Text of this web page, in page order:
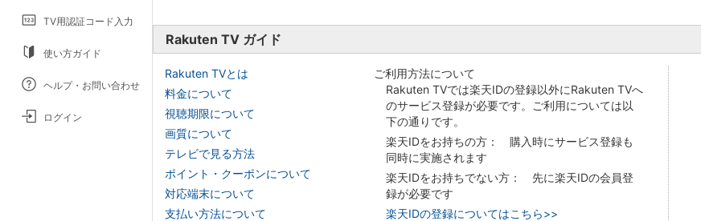
TV用認証コード入力
使い方ガイド
ヘルプ・お問い合わせ
ログイン
Rakuten TV ガイド
Rakuten TVとは
料金について
視聴期限について
画質について
テレビで見る方法
ポイント・クーポンについて
対応端末について
支払い方法について
ご利用方法について
Rakuten TVでは楽天IDの登録以外にRakuten TVへ
のサービス登録が必要です。ご利用については以
下の通りです。
楽天IDをお持ちの方： 購入時にサービス登録も
同時に実施されます
楽天IDをお持ちでない方： 先に楽天IDの会員登
録が必要です
楽天IDの登録についてはこちら>>